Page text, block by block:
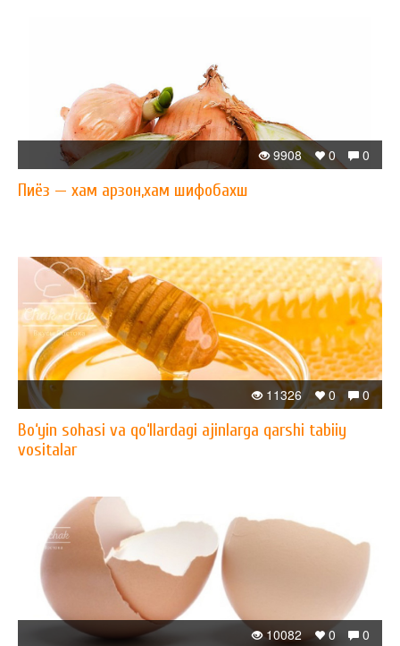
0
0
9908
Пиёз — xам арзон,xам шифобахш
0
0
11326
Bo‘yin sohasi va qo‘llardagi ajinlarga qarshi tabiiy
vositalar
0
0
10082